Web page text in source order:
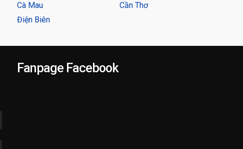
Cà Mau
Cần Thơ
Điện Biên
Fanpage Facebook